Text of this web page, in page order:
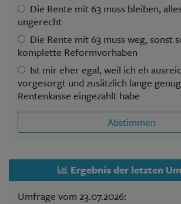
Die Rente mit 63 muss bleiben,
ungerecht
Die Rente mit 63 muss weg, sonst
komplette Reformvorhaben
Ist mir eher egal, weil ich eh
vorgesorgt und zusätzlich lange
Rentenkasse eingezahlt habe
Abstimmen
Ergebnis der letzten
Umfrage vom 23.07.2026: